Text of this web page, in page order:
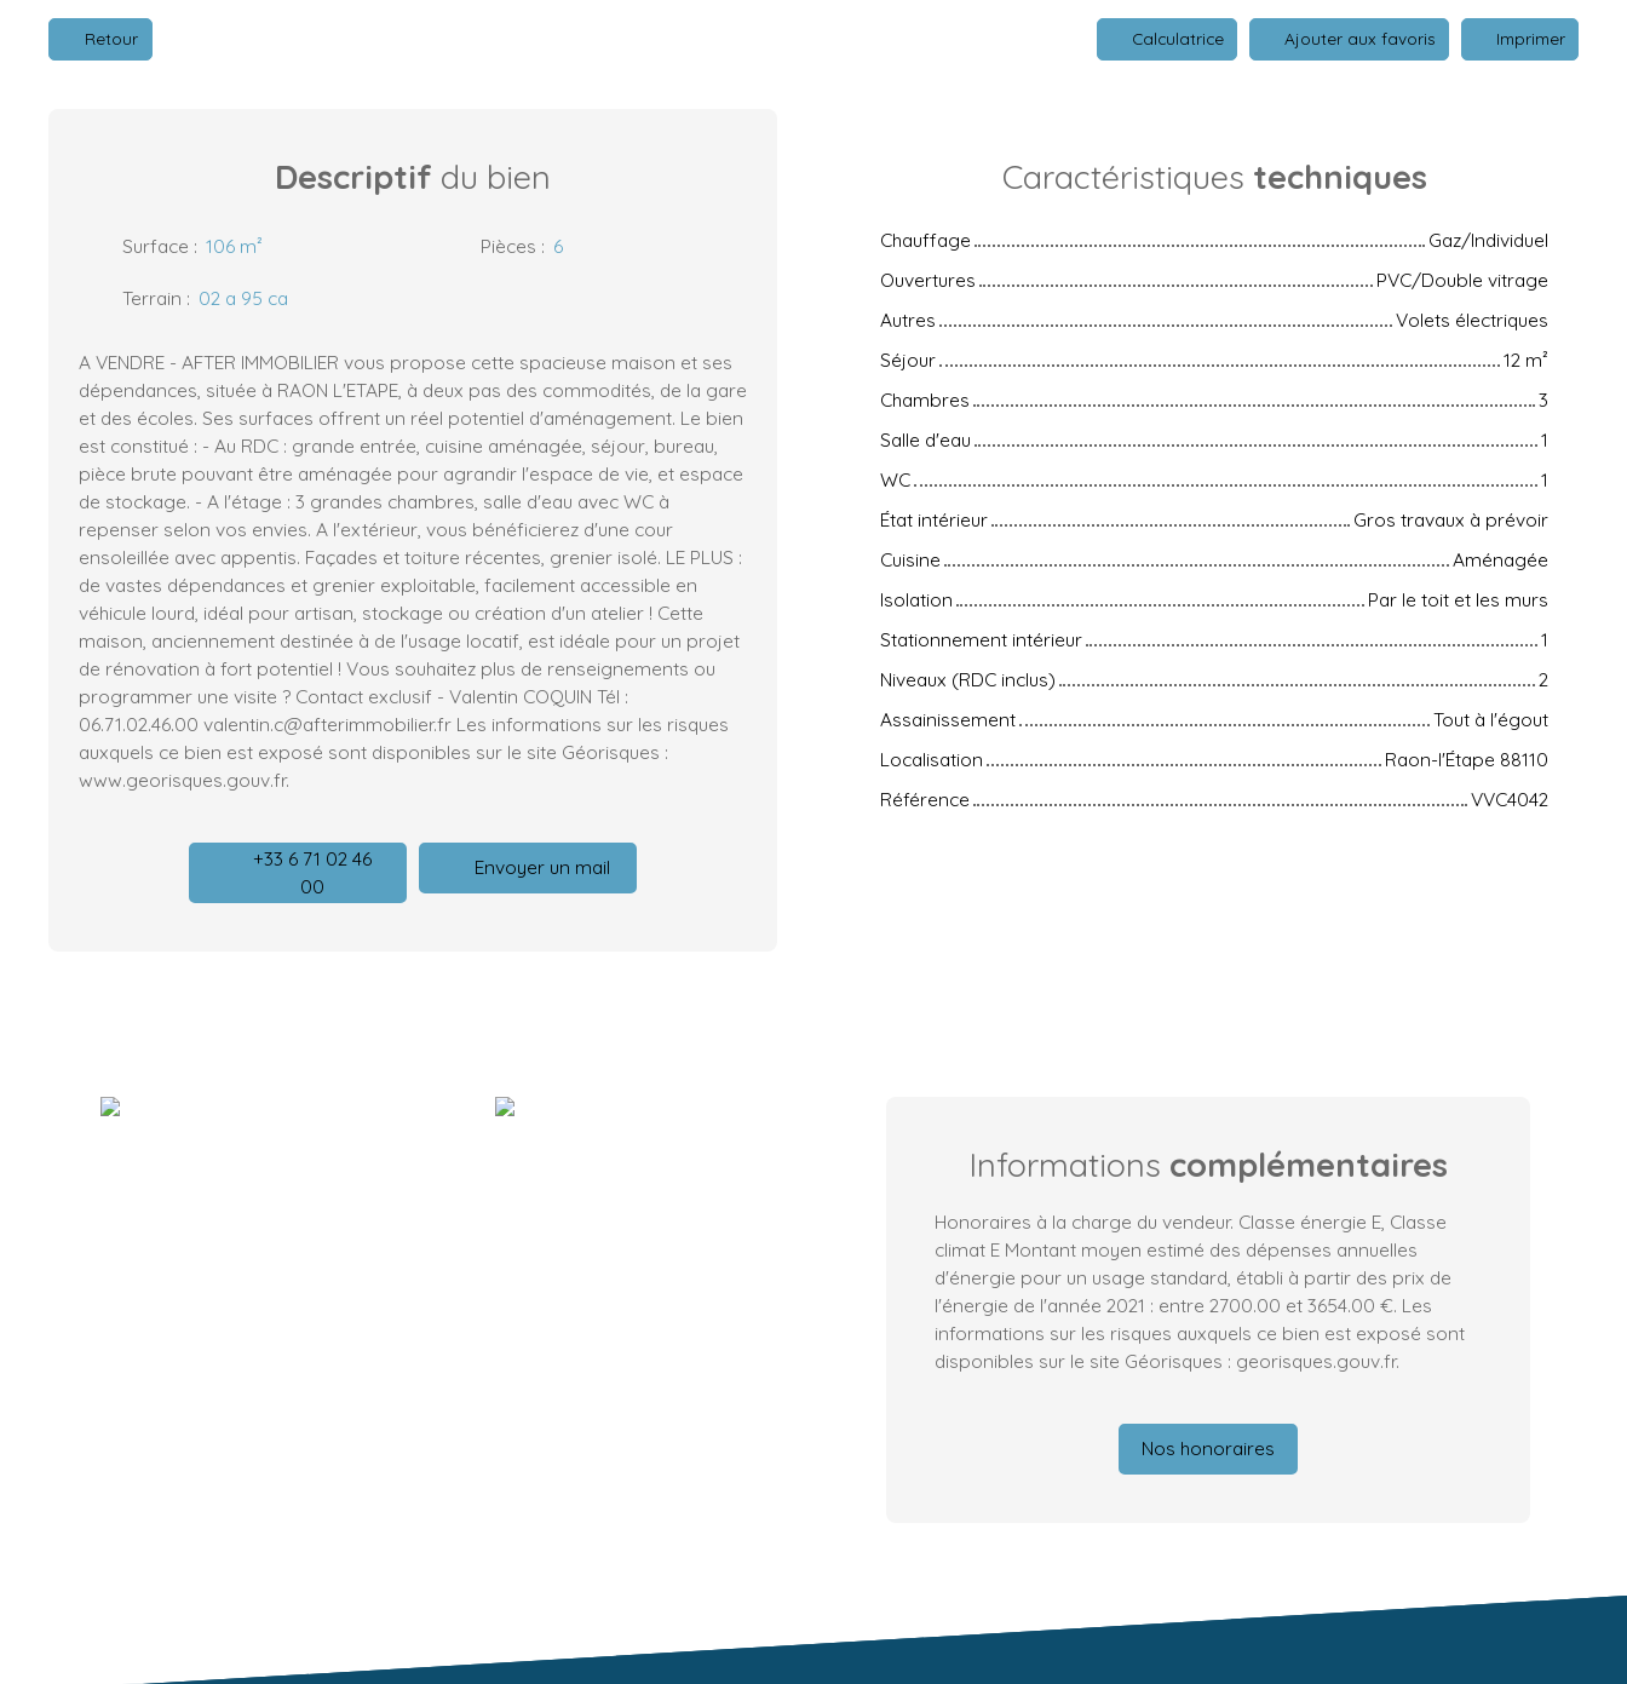
Retour Calculatrice Ajouter aux favoris Imprimer
Descriptif du bien
Surface : 106 m² Pièces : 6
Terrain : 02 a 95 ca
A VENDRE - AFTER IMMOBILIER vous propose cette spacieuse maison et ses
dépendances, située à RAON L'ETAPE, à deux pas des commodités, de la gare
et des écoles. Ses surfaces offrent un réel potentiel d'aménagement. Le bien
est constitué : - Au RDC : grande entrée, cuisine aménagée, séjour, bureau,
pièce brute pouvant être aménagée pour agrandir l'espace de vie, et espace
de stockage. - A l'étage : 3 grandes chambres, salle d'eau avec WC à
repenser selon vos envies. A l'extérieur, vous bénéficierez d'une cour
ensoleillée avec appentis. Façades et toiture récentes, grenier isolé. LE PLUS :
de vastes dépendances et grenier exploitable, facilement accessible en
véhicule lourd, idéal pour artisan, stockage ou création d'un atelier ! Cette
maison, anciennement destinée à de l'usage locatif, est idéale pour un projet
de rénovation à fort potentiel ! Vous souhaitez plus de renseignements ou
programmer une visite ? Contact exclusif - Valentin COQUIN Tél :
06.71.02.46.00 valentin.c@afterimmobilier.fr Les informations sur les risques
auxquels ce bien est exposé sont disponibles sur le site Géorisques :
www.georisques.gouv.fr.
+33 6 71 02 46
00
Envoyer un mail
Caractéristiques techniques
Chauffage
Gaz/Individuel
Ouvertures
PVC/Double vitrage
Autres
Volets électriques
Séjour
12 m²
Chambres
3
Salle d'eau
1
WC
1
État intérieur
Gros travaux à prévoir
Cuisine
Aménagée
Isolation
Par le toit et les murs
Stationnement intérieur
1
Niveaux (RDC inclus)
2
Assainissement
Tout à l'égout
Localisation
Raon-l'Étape 88110
Référence
VVC4042
Informations complémentaires
Honoraires à la charge du vendeur. Classe énergie E, Classe
climat E Montant moyen estimé des dépenses annuelles
d'énergie pour un usage standard, établi à partir des prix de
l'énergie de l'année 2021 : entre 2700.00 et 3654.00 €. Les
informations sur les risques auxquels ce bien est exposé sont
disponibles sur le site Géorisques : georisques.gouv.fr.
Nos honoraires